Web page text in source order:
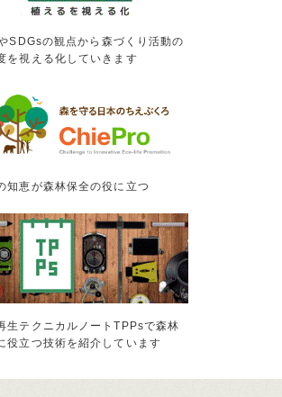
SDGsの観点から森づくり活動の
を視える化していきます
知恵が森林保全の役に立つ
生テクニカルノートTPPsで森林
役立つ技術を紹介しています